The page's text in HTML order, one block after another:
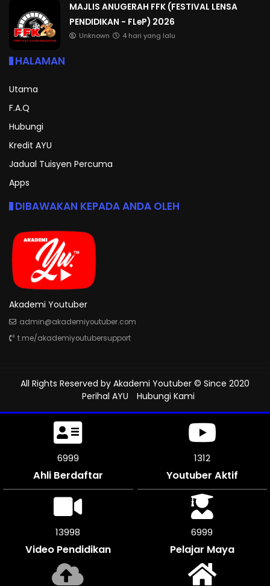
MAJLIS ANUGERAH FFK (FESTIVAL LENSA
PENDIDIKAN - FLeP) 2026
Unknown 4 hari yang lalu
HALAMAN
Utama
F.A.Q
Hubungi
Kredit AYU
Jadual Tuisyen Percuma
Apps
DIBAWAKAN KEPADA ANDA OLEH
Akademi Youtuber
admin@akademiyoutuber.com
t.me/akademiyoutubersupport
All Rights Reserved by Akademi Youtuber © Since 2020
Perihal AYU
Hubungi Kami
7419
Ahli Berdaftar
1312
Youtuber Aktif
14832
Video Pendidikan
7416
Pelajar Maya